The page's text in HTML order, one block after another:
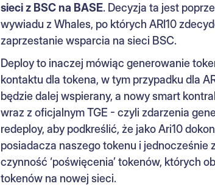
sieci z BSC na BASE. Decyzja ta jest
wywiadu z Whales, po których ARI10
zaprzestanie wsparcia na sieci BSC.
Deploy to inaczej mówiąc generowanie
kontaktu dla tokena, w tym przypadku dla
będzie dalej wspierany, a nowy smart
wraz z oficjalnym TGE - czyli zdarzenia
redeploy, aby podkreślić, że jako Ari10
posiadacza naszego tokenu i
czynność ‘poświęcenia’ tokenów, których
tokenów na nowej sieci.